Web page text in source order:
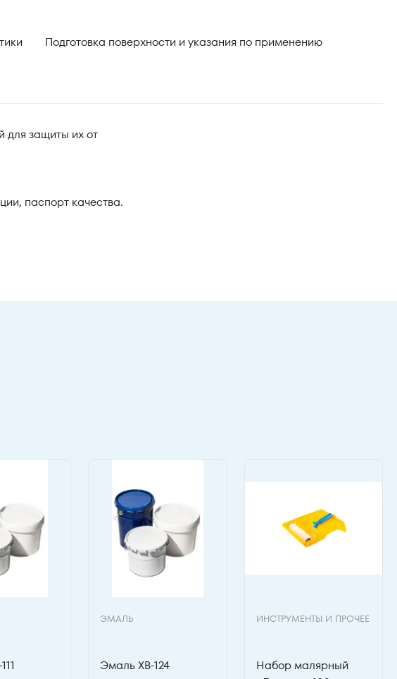
Подготовка поверхности и указания по применению
для защиты их от
паспорт качества.
ЭМАЛЬ
Эмаль ХВ-124
ИНСТРУМЕНТЫ И ПРОЧЕЕ
Набор малярный